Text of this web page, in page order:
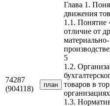
74287
(904118)
план
Глава 1.
движения
1.1. Понятие
отличие от
материально-
5
1.2.
товаров в
1.3.